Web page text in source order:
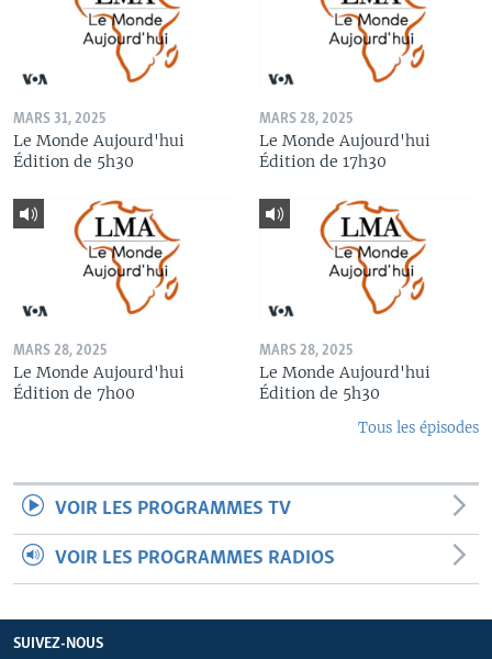
MARS 31, 2025
Le Monde Aujourd'hui
Édition de 5h30
MARS 28, 2025
Le Monde Aujourd'hui
Édition de 17h30
MARS 28, 2025
Le Monde Aujourd'hui
Édition de 7h00
MARS 28, 2025
Le Monde Aujourd'hui
Édition de 5h30
Tous les épisodes
VOIR LES PROGRAMMES TV
VOIR LES PROGRAMMES RADIOS
SUIVEZ-NOUS